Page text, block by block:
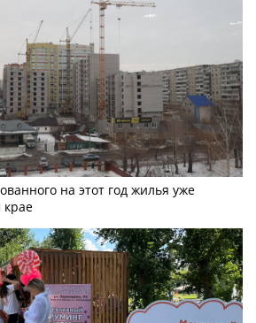
на этот год жилья уже
крае